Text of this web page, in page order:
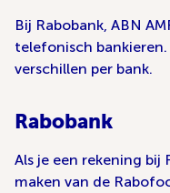
Bij Rabobank, ABN
telefonisch
verschillen per bank.
Rabobank
Als je een rekening bij
maken van de